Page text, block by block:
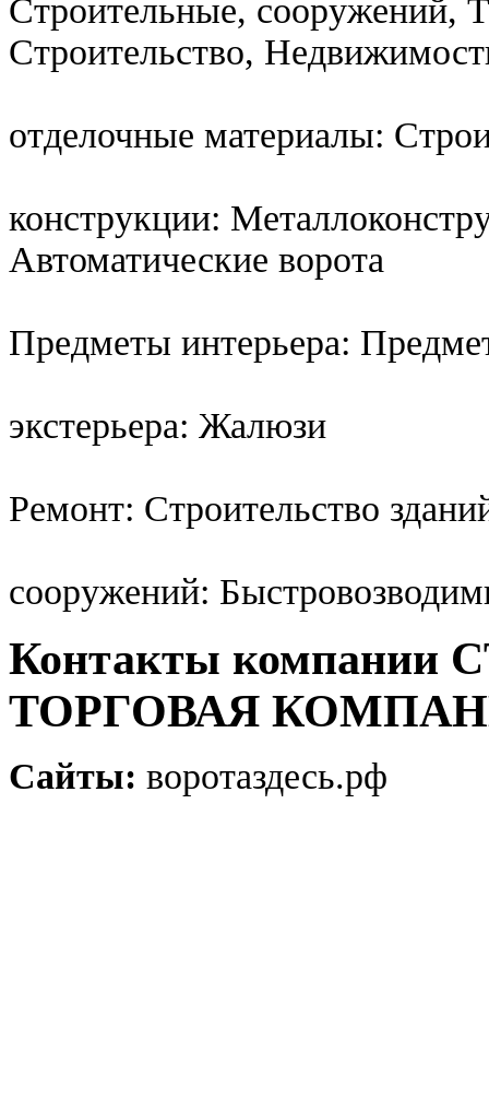
Строительные, сооружений,
Строительство,
отделочные материалы:
конструкции:
Автоматические ворота
Предметы интерьера:
экстерьера: Жалюзи
Ремонт: Строительство
сооружений:
Контакты
ТОРГОВАЯ
Сайты: воротаздесь.рф